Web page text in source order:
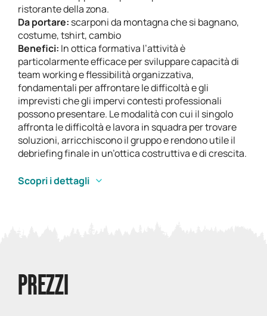
ristorante della zona.
Da portare: scarponi da montagna che si bagnano,
costume, tshirt, cambio
Benefici: In ottica formativa l’attività è
particolarmente efficace per sviluppare capacità di
team working e flessibilità organizzativa,
fondamentali per affrontare le difficoltà e gli
imprevisti che gli impervi contesti professionali
possono presentare. Le modalità con cui il singolo
affronta le difficoltà e lavora in squadra per trovare
soluzioni, arricchiscono il gruppo e rendono utile il
debriefing finale in un’ottica costruttiva e di crescita.
Scopri i dettagli
PREZZI